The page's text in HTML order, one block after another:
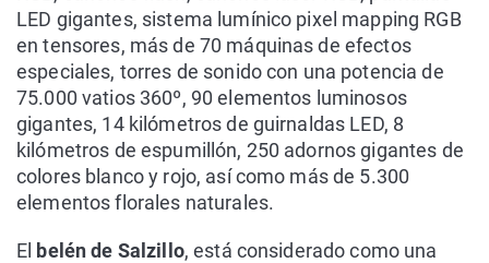
LED gigantes, sistema lumínico pixel mapping RGB
en tensores, más de 70 máquinas de efectos
especiales, torres de sonido con una potencia de
75.000 vatios 360º, 90 elementos luminosos
gigantes, 14 kilómetros de guirnaldas LED, 8
kilómetros de espumillón, 250 adornos gigantes de
colores blanco y rojo, así como más de 5.300
elementos florales naturales.
El belén de Salzillo, está considerado como una